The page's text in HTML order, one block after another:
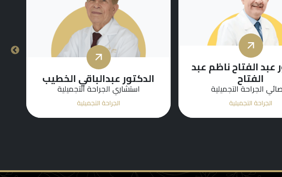
عبد الفتاح ناظم عبد
الفتاح
الجراحة التجميلية
الجراحة التجميلية
الدكتور عبدالباقي الخطيب
استشاري الجراحة التجميلية
الجراحة التجميلية